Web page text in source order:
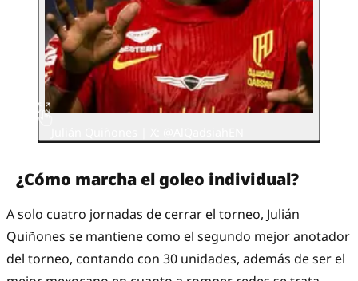
¿Cómo marcha el goleo individual?
A solo cuatro jornadas de cerrar el torneo, Julián
Quiñones se mantiene como el segundo mejor anotador
del torneo, contando con 30 unidades, además de ser el